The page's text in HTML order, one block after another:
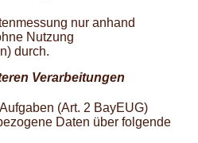
nur anhand
Nutzung
durch.
Verarbeitungen
(Art. 2 BayEUG)
Daten über folgende